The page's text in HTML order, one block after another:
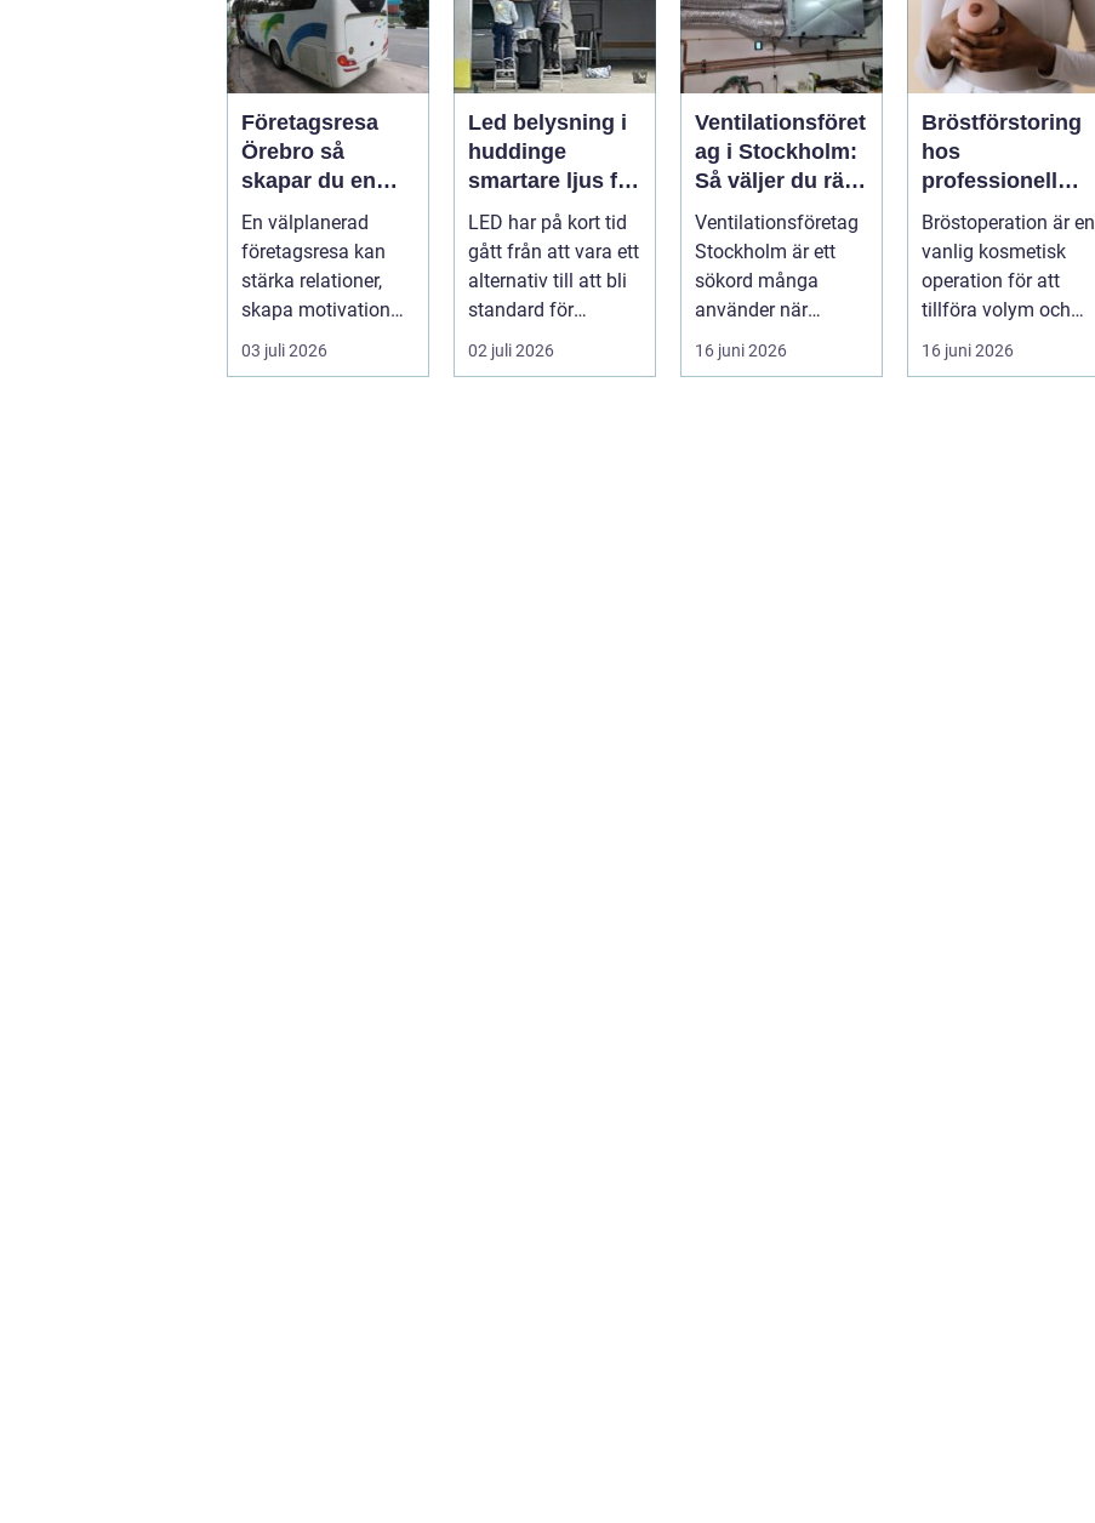
Företagsresa
Örebro så
skapar du en
smidig och
minnesvärd resa
för hela teamet
En välplanerad
företagsresa kan
stärka relationer,
skapa motivation
och ge ny energi till
både chefe...
03 juli 2026
Led belysning i
huddinge
smartare ljus för
företag och
fastigheter
LED har på kort tid
gått från att vara ett
alternativ till att bli
standard för
modern belysning.
Fö...
02 juli 2026
Ventilationsföret
ag i Stockholm:
Så väljer du rätt
partner för frisk
luft inomhus
Ventilationsföretag
Stockholm är ett
sökord många
använder när
inomhu...
16 juni 2026
Bröstförstoring
hos
professionell
klinik i
Stockholm
Bröstoperation är en
vanlig kosmetisk
operation för att
tillföra volym och
skapa...
16 juni 2026